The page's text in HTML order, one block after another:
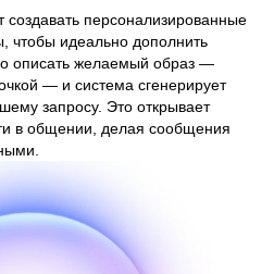
создавать персонализированные
чтобы идеально дополнить
описать желаемый образ —
— и система сгенерирует
запросу. Это открывает
в общении, делая сообщения